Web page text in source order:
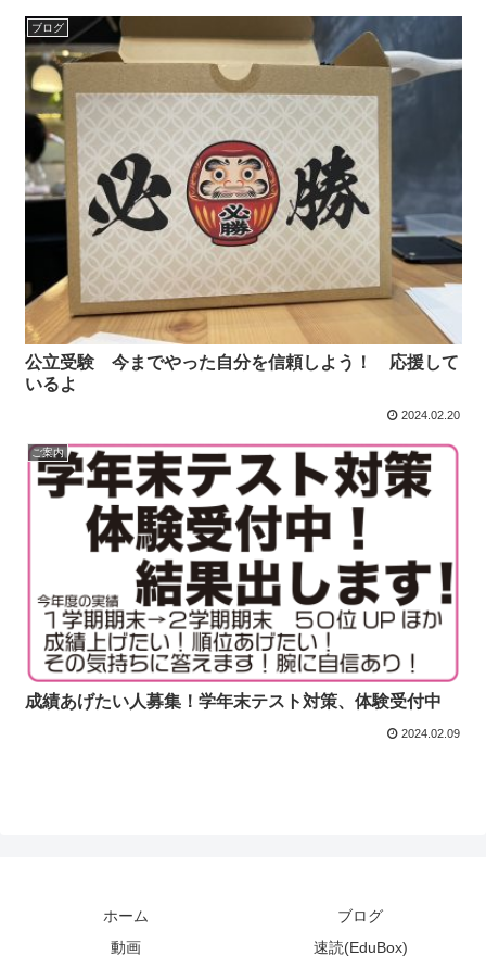
ブログ
公立受験 今までやった自分を信頼しよう！ 応援して
いるよ
2024.02.20
ご案内
成績あげたい人募集！学年末テスト対策、体験受付中
2024.02.09
ホーム
ブログ
動画
速読(EduBox)